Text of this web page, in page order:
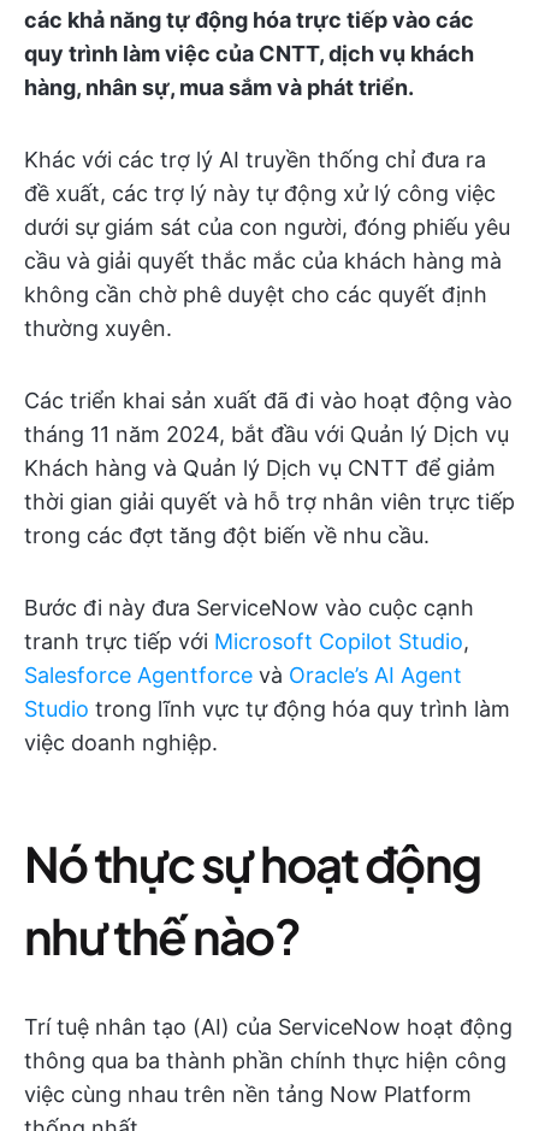
các khả năng tự động hóa trực tiếp vào các
quy trình làm việc của CNTT, dịch vụ khách
hàng, nhân sự, mua sắm và phát triển.
Khác với các trợ lý AI truyền thống chỉ đưa ra
đề xuất, các trợ lý này tự động xử lý công việc
dưới sự giám sát của con người, đóng phiếu yêu
cầu và giải quyết thắc mắc của khách hàng mà
không cần chờ phê duyệt cho các quyết định
thường xuyên.
Các triển khai sản xuất đã đi vào hoạt động vào
tháng 11 năm 2024, bắt đầu với Quản lý Dịch vụ
Khách hàng và Quản lý Dịch vụ CNTT để giảm
thời gian giải quyết và hỗ trợ nhân viên trực tiếp
trong các đợt tăng đột biến về nhu cầu.
Bước đi này đưa ServiceNow vào cuộc cạnh
tranh trực tiếp với Microsoft Copilot Studio,
Salesforce Agentforce và Oracle’s AI Agent
Studio trong lĩnh vực tự động hóa quy trình làm
việc doanh nghiệp.
Nó thực sự hoạt động
như thế nào?
Trí tuệ nhân tạo (AI) của ServiceNow hoạt động
thông qua ba thành phần chính thực hiện công
việc cùng nhau trên nền tảng Now Platform